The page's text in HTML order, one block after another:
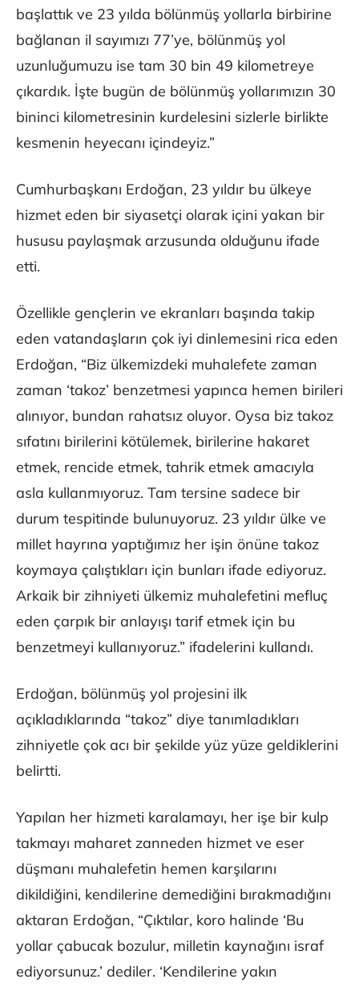
başlattık ve 23 yılda bölünmüş yollarla birbirine
bağlanan il sayımızı 77’ye, bölünmüş yol
uzunluğumuzu ise tam 30 bin 49 kilometreye
çıkardık. İşte bugün de bölünmüş yollarımızın 30
bininci kilometresinin kurdelesini sizlerle birlikte
kesmenin heyecanı içindeyiz.”
Cumhurbaşkanı Erdoğan, 23 yıldır bu ülkeye
hizmet eden bir siyasetçi olarak içini yakan bir
hususu paylaşmak arzusunda olduğunu ifade
etti.
Özellikle gençlerin ve ekranları başında takip
eden vatandaşların çok iyi dinlemesini rica eden
Erdoğan, “Biz ülkemizdeki muhalefete zaman
zaman ‘takoz’ benzetmesi yapınca hemen birileri
alınıyor, bundan rahatsız oluyor. Oysa biz takoz
sıfatını birilerini kötülemek, birilerine hakaret
etmek, rencide etmek, tahrik etmek amacıyla
asla kullanmıyoruz. Tam tersine sadece bir
durum tespitinde bulunuyoruz. 23 yıldır ülke ve
millet hayrına yaptığımız her işin önüne takoz
koymaya çalıştıkları için bunları ifade ediyoruz.
Arkaik bir zihniyeti ülkemiz muhalefetini mefluç
eden çarpık bir anlayışı tarif etmek için bu
benzetmeyi kullanıyoruz.” ifadelerini kullandı.
Erdoğan, bölünmüş yol projesini ilk
açıkladıklarında “takoz” diye tanımladıkları
zihniyetle çok acı bir şekilde yüz yüze geldiklerini
belirtti.
Yapılan her hizmeti karalamayı, her işe bir kulp
takmayı maharet zanneden hizmet ve eser
düşmanı muhalefetin hemen karşılarını
dikildiğini, kendilerine demediğini bırakmadığını
aktaran Erdoğan, “Çıktılar, koro halinde ‘Bu
yollar çabucak bozulur, milletin kaynağını israf
ediyorsunuz.’ dediler. ‘Kendilerine yakın